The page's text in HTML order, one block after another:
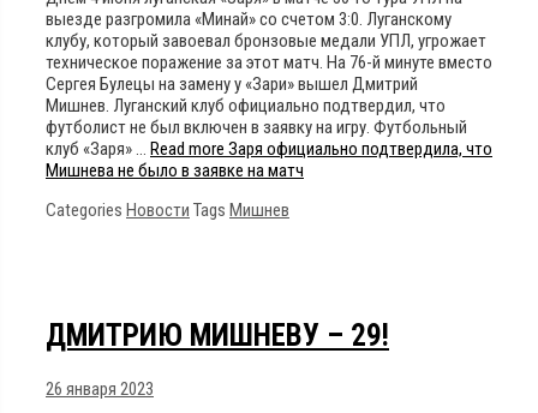
выезде разгромила «Минай» со счетом 3:0. Луганскому
клубу, который завоевал бронзовые медали УПЛ, угрожает
техническое поражение за этот матч. На 76-й минуте вместо
Сергея Булецы на замену у «Зари» вышел Дмитрий
Мишнев. Луганский клуб официально подтвердил, что
футболист не был включен в заявку на игру. Футбольный
клуб «Заря» … Read more Заря официально подтвердила, что
Мишнева не было в заявке на матч
Categories Новости Tags Мишнев
ДМИТРИЮ МИШНЕВУ – 29!
26 января 2023